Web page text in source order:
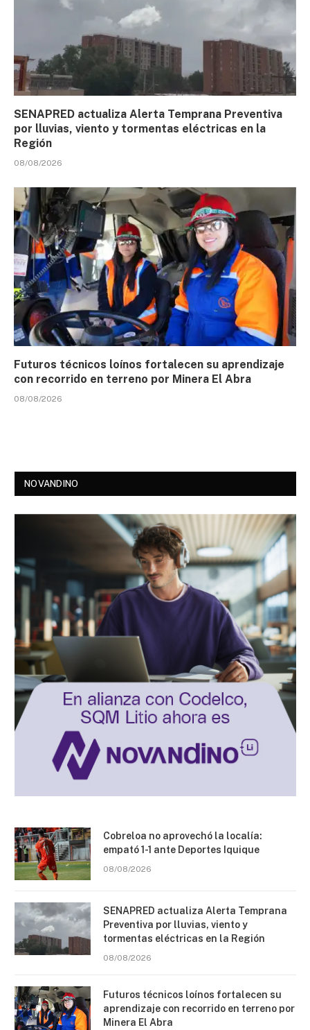
SENAPRED actualiza Alerta Temprana Preventiva
por lluvias, viento y tormentas eléctricas en la
Región
08/08/2026
Futuros técnicos loínos fortalecen su aprendizaje
con recorrido en terreno por Minera El Abra
08/08/2026
NOVANDINO
Cobreloa no aprovechó la localía:
empató 1-1 ante Deportes Iquique
08/08/2026
SENAPRED actualiza Alerta Temprana
Preventiva por lluvias, viento y
tormentas eléctricas en la Región
08/08/2026
Futuros técnicos loínos fortalecen su
aprendizaje con recorrido en terreno por
Minera El Abra